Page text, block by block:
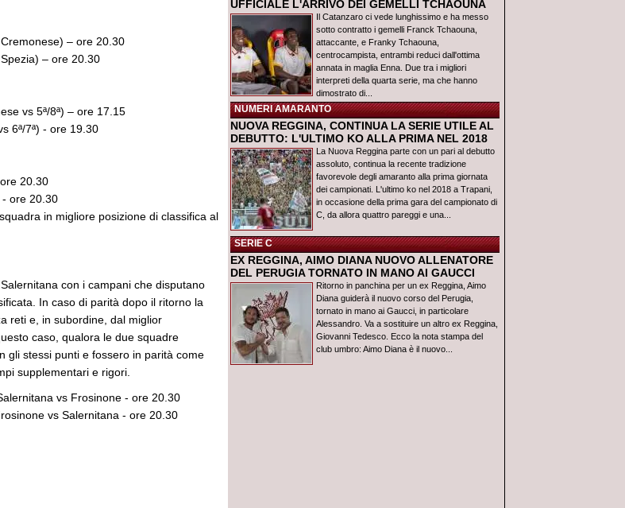
– ore 20.30
– ore 20.30
vs 5ª/8ª) – ore 17.15
6ª/7ª) - ore 19.30
20.30
- ore 20.30
in migliore posizione di classifica al
con i campani che disputano
In caso di parità dopo il ritorno la
reti e, in subordine, dal miglior
caso, qualora le due squadre
gli stessi punti e fossero in parità come
supplementari e rigori.
vs Frosinone - ore 20.30
vs Salernitana - ore 20.30
UFFICIALE L'ARRIVO DEI GEMELLI TCHAOUNA
Il Catanzaro ci vede lunghissimo e ha messo
sotto contratto i gemelli Franck Tchaouna,
attaccante, e Franky Tchaouna,
centrocampista, entrambi reduci dall'ottima
annata in maglia Enna. Due tra i migliori
interpreti della quarta serie, ma che hanno
dimostrato di...
NUMERI AMARANTO
NUOVA REGGINA, CONTINUA LA SERIE UTILE AL
DEBUTTO: L'ULTIMO KO ALLA PRIMA NEL 2018
La Nuova Reggina parte con un pari al debutto
assoluto, continua la recente tradizione
favorevole degli amaranto alla prima giornata
dei campionati. L'ultimo ko nel 2018 a Trapani,
in occasione della prima gara del campionato di
C, da allora quattro pareggi e una...
SERIE C
EX REGGINA, AIMO DIANA NUOVO ALLENATORE
DEL PERUGIA TORNATO IN MANO AI GAUCCI
Ritorno in panchina per un ex Reggina, Aimo
Diana guiderà il nuovo corso del Perugia,
tornato in mano ai Gaucci, in particolare
Alessandro. Va a sostituire un altro ex Reggina,
Giovanni Tedesco. Ecco la nota stampa del
club umbro: Aimo Diana è il nuovo...